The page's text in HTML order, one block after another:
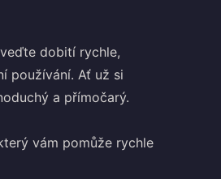
dobití rychle,
používání. Ať už si
a přímočarý.
vám pomůže rychle